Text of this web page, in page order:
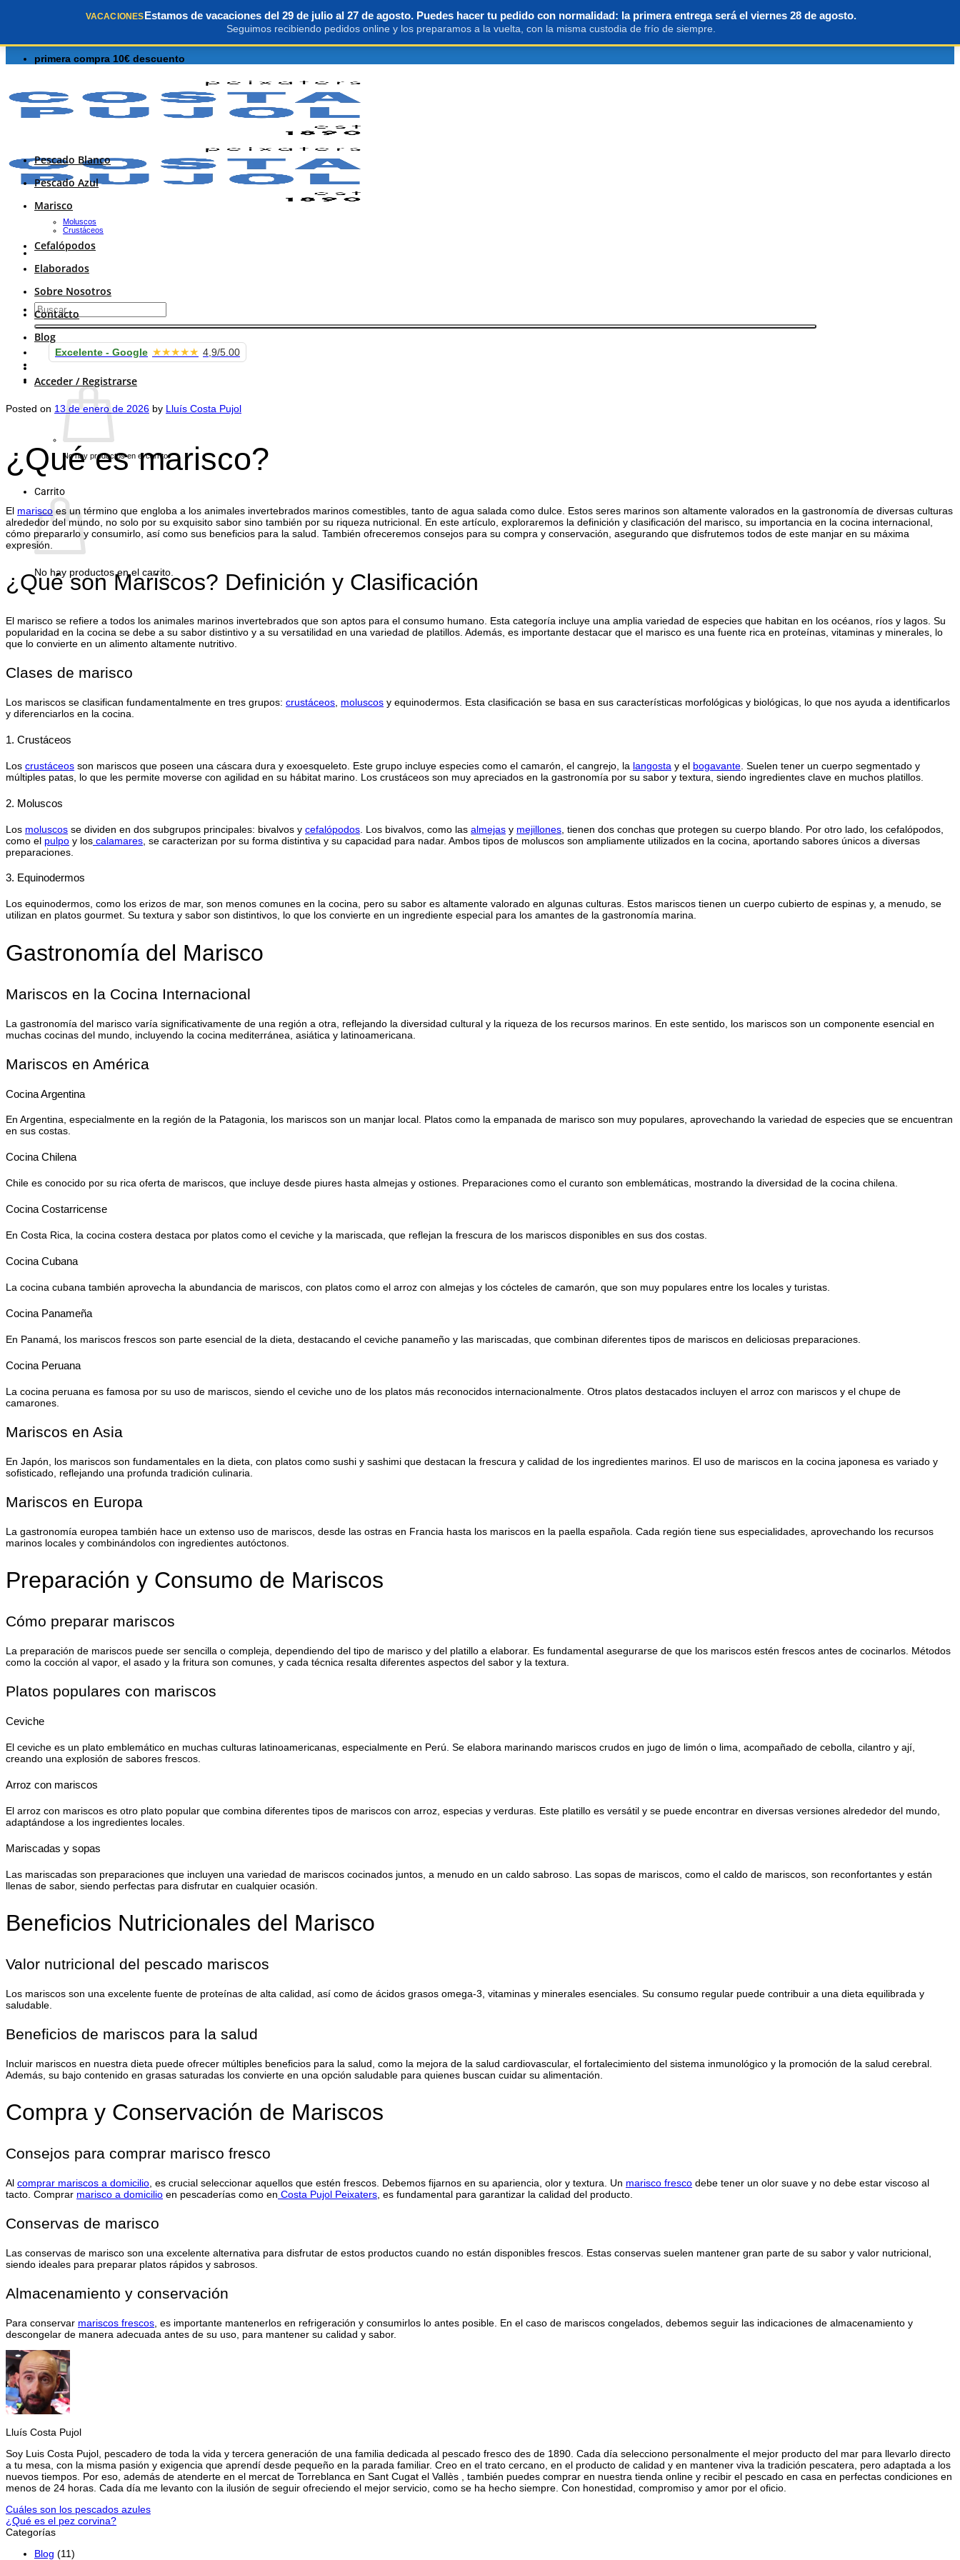
VACACIONESEstamos de vacaciones del 29 de julio al 27 de agosto. Puedes hacer tu pedido con normalidad: la primera entrega será el viernes 28 de agosto.
Seguimos recibiendo pedidos online y los preparamos a la vuelta, con la misma custodia de frío de siempre.
primera compra 10€ descuento
primera compra 10€ descuento
Buscar
por:
Excelente - Google ★★★★★ 4,9/5.00
Carrito / 0.00€
No hay productos en el carrito.
Volver a la tienda
Carrito
No hay productos en el carrito.
Volver a la tienda
Pescado Blanco
Pescado Azul
Marisco
Moluscos
Crustáceos
Cefalópodos
Elaborados
Sobre Nosotros
Contacto
Blog
Acceder / Registrarse
Posted on 13 de enero de 2026 by Lluís Costa Pujol
¿Qué es marisco?
El mariscoes un término que engloba a los animales invertebrados marinos comestibles, tanto de agua salada como dulce. Estos seres marinos son altamente valorados en la gastronomía de diversas culturas
alrededor del mundo, no solo por su exquisito sabor sino también por su riqueza nutricional. En este artículo, exploraremos la definición y clasificación del marisco, su importancia en la cocina internacional,
cómo prepararlo y consumirlo, así como sus beneficios para la salud. También ofreceremos consejos para su compra y conservación, asegurando que disfrutemos todos de este manjar en su máxima
expresión.
¿Qué son Mariscos? Definición y Clasificación
El marisco se refiere a todos los animales marinos invertebrados que son aptos para el consumo humano. Esta categoría incluye una amplia variedad de especies que habitan en los océanos, ríos y lagos. Su
popularidad en la cocina se debe a su sabor distintivo y a su versatilidad en una variedad de platillos. Además, es importante destacar que el marisco es una fuente rica en proteínas, vitaminas y minerales, lo
que lo convierte en un alimento altamente nutritivo.
Clases de marisco
Los mariscos se clasifican fundamentalmente en tres grupos: crustáceos moluscos y equinodermos. Esta clasificación se basa en sus características morfológicas y biológicas, lo que nos ayuda a identificarlos
y diferenciarlos en la cocina.
1. Crustáceos
Los crustáceos son mariscos que poseen una cáscara dura y exoesqueleto. Este grupo incluye especies como el camarón, el cangrejo, la langosta y el bogavante . Suelen tener un cuerpo segmentado y
múltiples patas, lo que les permite moverse con agilidad en su hábitat marino. Los crustáceos son muy apreciados en la gastronomía por su sabor y textura, siendo ingredientes clave en muchos platillos.
2. Moluscos
Los moluscos se dividen en dos subgrupos principales: bivalvos y cefalópodos . Los bivalvos, como las almejas y mejillones , tienen dos conchas que protegen su cuerpo blando. Por otro lado, los cefalópodos,
como el pulpo y los calamares , se caracterizan por su forma distintiva y su capacidad para nadar. Ambos tipos de moluscos son ampliamente utilizados en la cocina, aportando sabores únicos a diversas
preparaciones.
3. Equinodermos
Los equinodermos, como los erizos de mar, son menos comunes en la cocina, pero su sabor es altamente valorado en algunas culturas. Estos mariscos tienen un cuerpo cubierto de espinas y, a menudo, se
utilizan en platos gourmet. Su textura y sabor son distintivos, lo que los convierte en un ingrediente especial para los amantes de la gastronomía marina.
Gastronomía del Marisco
Mariscos en la Cocina Internacional
La gastronomía del marisco varía significativamente de una región a otra, reflejando la diversidad cultural y la riqueza de los recursos marinos. En este sentido, los mariscos son un componente esencial en
muchas cocinas del mundo, incluyendo la cocina mediterránea, asiática y latinoamericana.
Mariscos en América
Cocina Argentina
En Argentina, especialmente en la región de la Patagonia, los mariscos son un manjar local. Platos como la empanada de marisco son muy populares, aprovechando la variedad de especies que se encuentran
en sus costas.
Cocina Chilena
Chile es conocido por su rica oferta de mariscos, que incluye desde piures hasta almejas y ostiones. Preparaciones como el curanto son emblemáticas, mostrando la diversidad de la cocina chilena.
Cocina Costarricense
En Costa Rica, la cocina costera destaca por platos como el ceviche y la mariscada, que reflejan la frescura de los mariscos disponibles en sus dos costas.
Cocina Cubana
La cocina cubana también aprovecha la abundancia de mariscos, con platos como el arroz con almejas y los cócteles de camarón, que son muy populares entre los locales y turistas.
Cocina Panameña
En Panamá, los mariscos frescos son parte esencial de la dieta, destacando el ceviche panameño y las mariscadas, que combinan diferentes tipos de mariscos en deliciosas preparaciones.
Cocina Peruana
La cocina peruana es famosa por su uso de mariscos, siendo el ceviche uno de los platos más reconocidos internacionalmente. Otros platos destacados incluyen el arroz con mariscos y el chupe de
camarones.
Mariscos en Asia
En Japón, los mariscos son fundamentales en la dieta, con platos como sushi y sashimi que destacan la frescura y calidad de los ingredientes marinos. El uso de mariscos en la cocina japonesa es variado y
sofisticado, reflejando una profunda tradición culinaria.
Mariscos en Europa
La gastronomía europea también hace un extenso uso de mariscos, desde las ostras en Francia hasta los mariscos en la paella española. Cada región tiene sus especialidades, aprovechando los recursos
marinos locales y combinándolos con ingredientes autóctonos.
Preparación y Consumo de Mariscos
Cómo preparar mariscos
La preparación de mariscos puede ser sencilla o compleja, dependiendo del tipo de marisco y del platillo a elaborar. Es fundamental asegurarse de que los mariscos estén frescos antes de cocinarlos. Métodos
como la cocción al vapor, el asado y la fritura son comunes, y cada técnica resalta diferentes aspectos del sabor y la textura.
Platos populares con mariscos
Ceviche
El ceviche es un plato emblemático en muchas culturas latinoamericanas, especialmente en Perú. Se elabora marinando mariscos crudos en jugo de limón o lima, acompañado de cebolla, cilantro y ají,
creando una explosión de sabores frescos.
Arroz con mariscos
El arroz con mariscos es otro plato popular que combina diferentes tipos de mariscos con arroz, especias y verduras. Este platillo es versátil y se puede encontrar en diversas versiones alrededor del mundo,
adaptándose a los ingredientes locales.
Mariscadas y sopas
Las mariscadas son preparaciones que incluyen una variedad de mariscos cocinados juntos, a menudo en un caldo sabroso. Las sopas de mariscos, como el caldo de mariscos, son reconfortantes y están
llenas de sabor, siendo perfectas para disfrutar en cualquier ocasión.
Beneficios Nutricionales del Marisco
Valor nutricional del pescado mariscos
Los mariscos son una excelente fuente de proteínas de alta calidad, así como de ácidos grasos omega-3, vitaminas y minerales esenciales. Su consumo regular puede contribuir a una dieta equilibrada y
saludable.
Beneficios de mariscos para la salud
Incluir mariscos en nuestra dieta puede ofrecer múltiples beneficios para la salud, como la mejora de la salud cardiovascular, el fortalecimiento del sistema inmunológico y la promoción de la salud cerebral.
Además, su bajo contenido en grasas saturadas los convierte en una opción saludable para quienes buscan cuidar su alimentación.
Compra y Conservación de Mariscos
Consejos para comprar marisco fresco
Al comprar mariscos a domicilio , es crucial seleccionar aquellos que estén frescos. Debemos fijarnos en su apariencia, olor y textura. Un marisco fresco debe tener un olor suave y no debe estar viscoso al
tacto. Comprar marisco a domicilio en pescaderías como en Costa Pujol Peixaters , es fundamental para garantizar la calidad del producto.
Conservas de marisco
Las conservas de marisco son una excelente alternativa para disfrutar de estos productos cuando no están disponibles frescos. Estas conservas suelen mantener gran parte de su sabor y valor nutricional,
siendo ideales para preparar platos rápidos y sabrosos.
Almacenamiento y conservación
Para conservar mariscos frescos , es importante mantenerlos en refrigeración y consumirlos lo antes posible. En el caso de mariscos congelados, debemos seguir las indicaciones de almacenamiento y
descongelar de manera adecuada antes de su uso, para mantener su calidad y sabor.
Lluís Costa Pujol
Soy Luis Costa Pujol, pescadero de toda la vida y tercera generación de una familia dedicada al pescado fresco des de 1890. Cada día selecciono personalmente el mejor producto del mar para llevarlo directo
a tu mesa, con la misma pasión y exigencia que aprendí desde pequeño en la parada familiar. Creo en el trato cercano, en el producto de calidad y en mantener viva la tradición pescatera, pero adaptada a los
nuevos tiempos. Por eso, además de atenderte en el mercat de Torreblanca en Sant Cugat el Vallès , también puedes comprar en nuestra tienda online y recibir el pescado en casa en perfectas condiciones en
menos de 24 horas. Cada día me levanto con la ilusión de seguir ofreciendo el mejor servicio, como se ha hecho siempre. Con honestidad, compromiso y amor por el oficio.
Cuáles son los pescados azules
¿Qué es el pez corvina?
Categorías
Blog (11)